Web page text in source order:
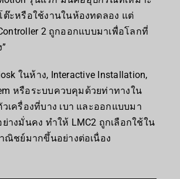
ต๊ะหรือใช้งานในห้องทดลอง แต่
2 ถูกออกแบบมาเพื่อโลกที่
ในห้าง, Interactive Installation,
หรือระบบควบคุมด้วยท่าทางใน
เครื่องที่บาง เบา และออกแบบมา
างมั่นคง ทำให้ LMC2 ถูกเลือกใช้ใน
ณิชย์มากขึ้นอย่างต่อเนื่อง